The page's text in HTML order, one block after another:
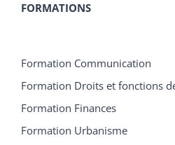
FORMATIONS
Formation Communication
Formation Droits et fonctions
Formation Finances
Formation Urbanisme